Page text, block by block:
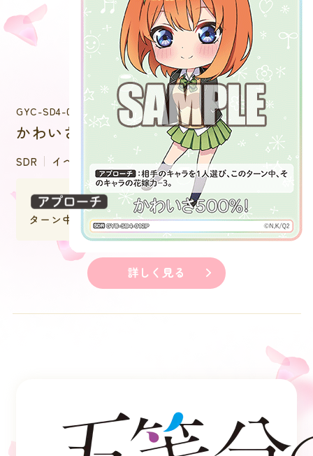
GYC-SD4-012P
かわいさ500%！
SDR イベント
：相手のキャラを１人選び、この
ターン中、そのキャラの花嫁力－３。
詳しく見る